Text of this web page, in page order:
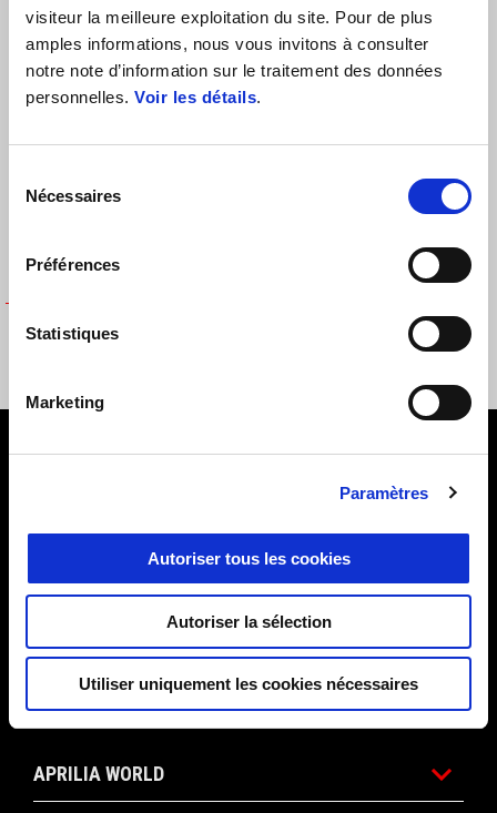
visiteur la meilleure exploitation du site. Pour de plus
amples informations, nous vous invitons à consulter
notre note d’information sur le traitement des données
personnelles. Voir les détails.
Nécessaires
Préférences
Statistiques
Marketing
Paramètres
Autoriser tous les cookies
Autoriser la sélection
Utiliser uniquement les cookies nécessaires
Trier par :
TAPIS DE PIEDS EN
CAOUTCHOUC
MODÈLES
ACCESSOIRES
APRILIA WORLD